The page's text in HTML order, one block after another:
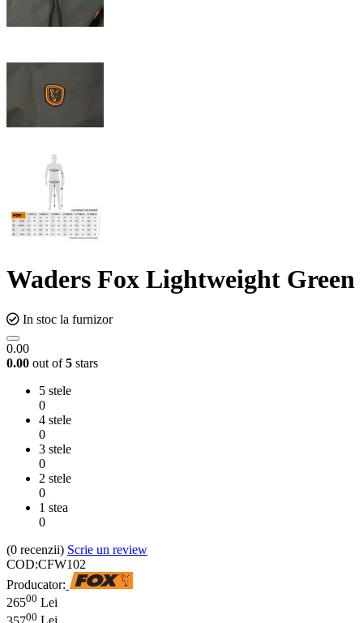
Waders Fox Lightweight Green
In stoc la furnizor
0.00
0.00 out of5 stars
5 stele
0
4 stele
0
3 stele
0
2 stele
0
1 stea
0
(0 recenzii) Scrie un review
COD:CFW102
Producator:
26500 Lei
00